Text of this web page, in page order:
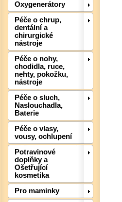
Oxygenerátory
Péče o chrup,
dentální a
chirurgické
nástroje
Péče o nohy,
chodidla, ruce,
nehty, pokožku,
nástroje
Péče o sluch,
Naslouchadla,
Baterie
Péče o vlasy,
vousy, ochlupení
Potravinové
doplňky a
Ošetřující
kosmetika
Pro maminky